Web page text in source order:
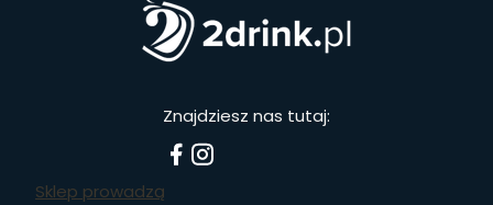
Znajdziesz nas tutaj:
Sklep prowadzą